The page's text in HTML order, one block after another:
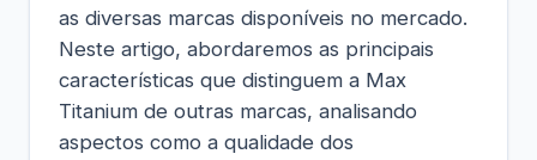
as diversas marcas disponíveis no mercado.
Neste artigo, abordaremos as principais
características que distinguem a Max
Titanium de outras marcas, analisando
aspectos como a qualidade dos